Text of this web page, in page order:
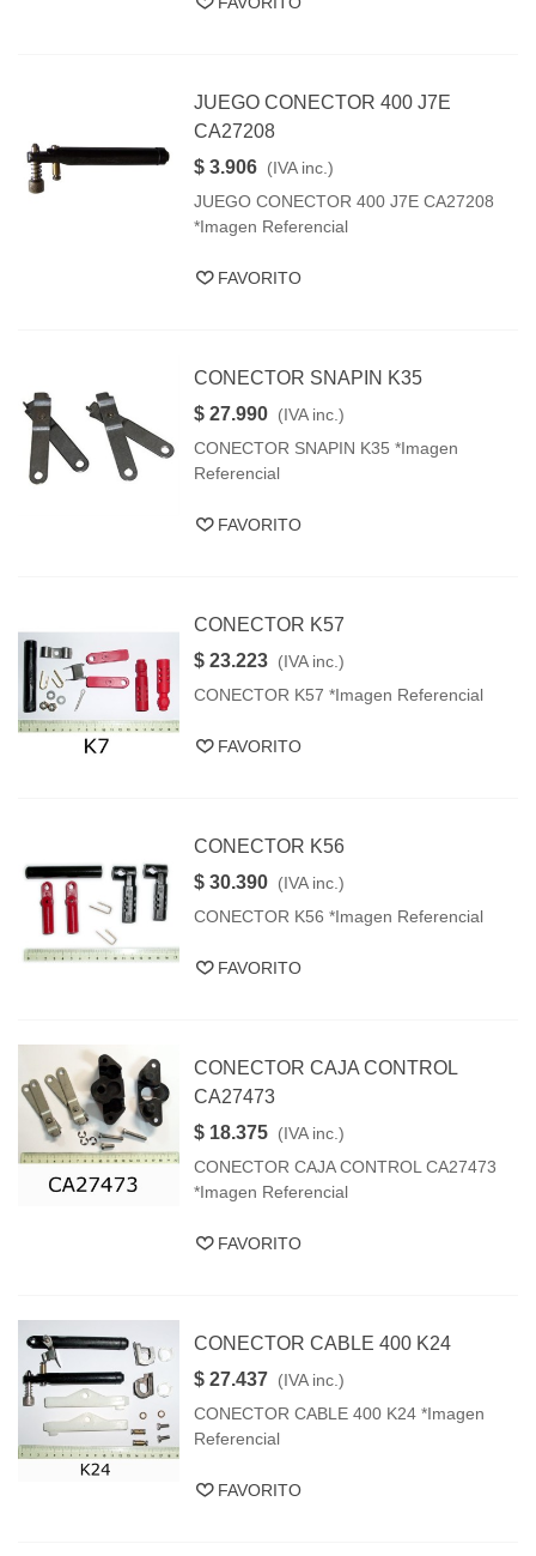
JUEGO CONECTOR 400 J7E
CA27208
$ 3.906 (IVA inc.)
JUEGO CONECTOR 400 J7E CA27208
*Imagen Referencial
FAVORITO
CONECTOR SNAPIN K35
$ 27.990 (IVA inc.)
CONECTOR SNAPIN K35 *Imagen
Referencial
FAVORITO
CONECTOR K57
$ 23.223 (IVA inc.)
CONECTOR K57 *Imagen Referencial
FAVORITO
CONECTOR K56
$ 30.390 (IVA inc.)
CONECTOR K56 *Imagen Referencial
FAVORITO
CONECTOR CAJA CONTROL
CA27473
$ 18.375 (IVA inc.)
CONECTOR CAJA CONTROL CA27473
*Imagen Referencial
FAVORITO
CONECTOR CABLE 400 K24
$ 27.437 (IVA inc.)
CONECTOR CABLE 400 K24 *Imagen
Referencial
FAVORITO